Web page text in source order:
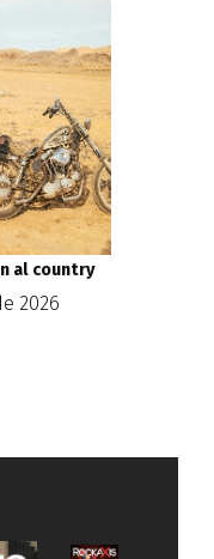
al country
2026